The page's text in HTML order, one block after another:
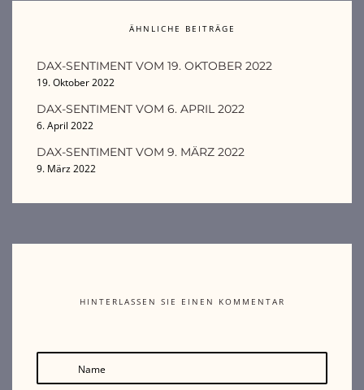
ÄHNLICHE BEITRÄGE
DAX-SENTIMENT VOM 19. OKTOBER 2022
19. Oktober 2022
DAX-SENTIMENT VOM 6. APRIL 2022
6. April 2022
DAX-SENTIMENT VOM 9. MÄRZ 2022
9. März 2022
HINTERLASSEN SIE EINEN KOMMENTAR
Name